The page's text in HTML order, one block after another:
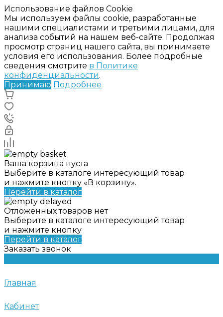
Использование файлов Cookie
Мы используем файлы cookie, разработанные
нашими специалистами и третьими лицами, для
анализа событий на нашем веб-сайте. Продолжая
просмотр страниц нашего сайта, вы принимаете
условия его использования. Более подробные
сведения смотрите в Политике
конфиденциальности.
Принимаю Подробнее
Ваша корзина пуста
Выберите в каталоге интересующий товар
и нажмите кнопку «В корзину».
Перейти в каталог
Отложенных товаров нет
Выберите в каталоге интересующий товар
и нажмите кнопку
Перейти в каталог
Заказать звонок
Главная
Кабинет